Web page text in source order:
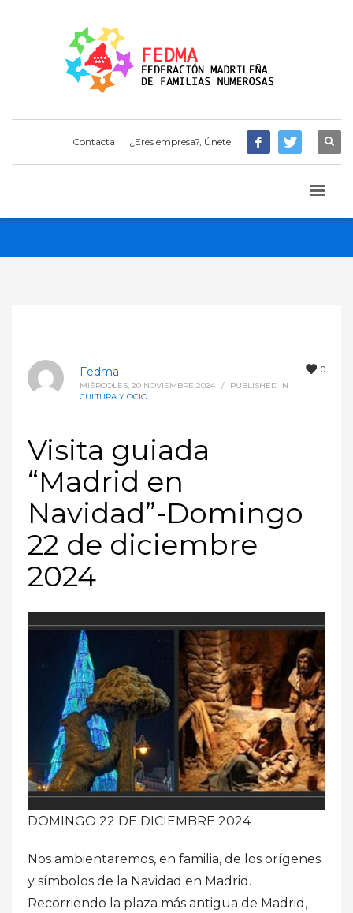
Contacta ¿Eres empresa?, Únete
0
Fedma
MIÉRCOLES, 20 NOVIEMBRE 2024 /
PUBLISHED IN
CULTURA Y OCIO
Visita guiada
“Madrid en
Navidad”-Domingo
22 de diciembre
2024
DOMINGO 22 DE DICIEMBRE 2024
Nos ambientaremos, en familia, de los orígenes
y símbolos de la Navidad en Madrid.
Recorriendo la plaza más antigua de Madrid,